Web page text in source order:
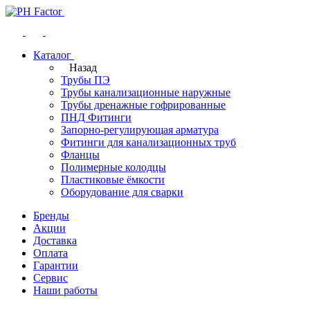
Каталог
Назад
Трубы ПЭ
Трубы канализационные наружные
Трубы дренажные гофрированные
ПНД Фитинги
Запорно-регулирующая арматура
Фитинги для канализационных труб
Фланцы
Полимерные колодцы
Пластиковые ёмкости
Оборудование для сварки
Бренды
Акции
Доставка
Оплата
Гарантии
Сервис
Наши работы